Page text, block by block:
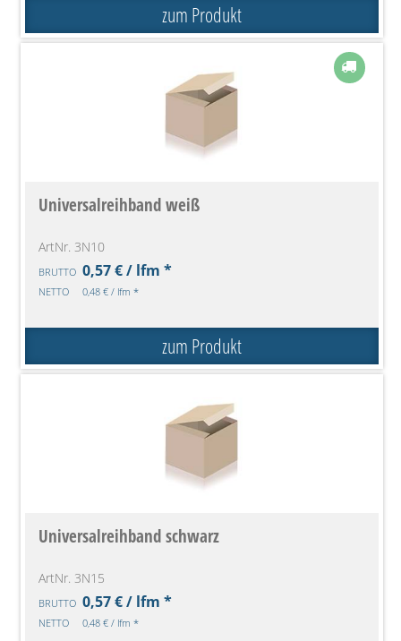
zum Produkt
Universalreihband weiß
ArtNr. 3N10
BRUTTO 0,57 € / lfm *
NETTO 0,48 € / lfm *
zum Produkt
Universalreihband schwarz
ArtNr. 3N15
BRUTTO 0,57 € / lfm *
NETTO 0,48 € / lfm *